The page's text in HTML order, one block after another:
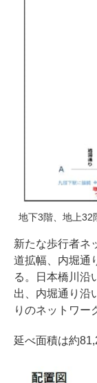
地下3階、地上32
新たな歩行者ネ
道拡幅、内堀通
る。日本橋川沿
出、内堀通り沿
りのネットワー
延べ面積は約